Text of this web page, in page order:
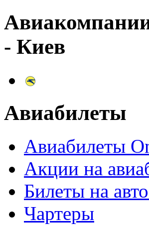
- Киев
Авиабилеты
Авиабилеты
Акции на
Билеты на
Чартеры